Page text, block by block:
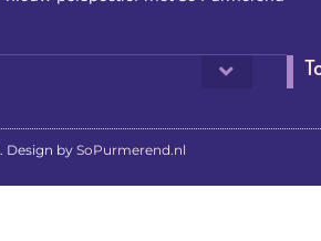
Design by SoPurmerend.nl